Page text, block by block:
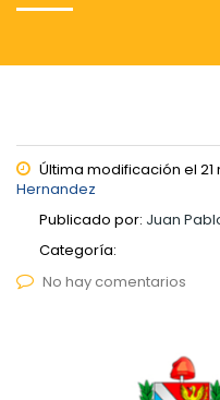
Última modificación el
Hernandez
Publicado por: Juan
Categoría:
No hay comentarios